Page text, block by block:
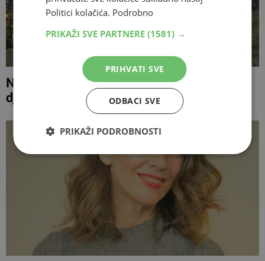
Na Rujištu otvoren adrenalinski park za
djecu, nosi ime Mirze Hume
Politici kolačića. Podrobno
PRIKAŽI SVE PARTNERE (1581) →
PRIHVATI SVE
ODBACI SVE
PRIKAŽI PODROBNOSTI